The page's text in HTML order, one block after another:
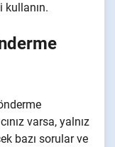
kullanın.
varsa, yalnız
bazı sorular ve